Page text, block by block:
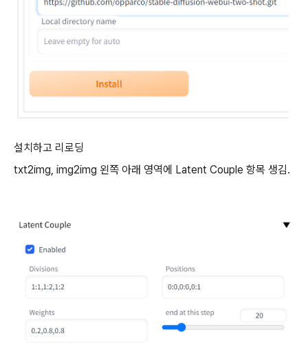
설치하고 리로딩
txt2img, img2img 왼쪽 아래 영역에 Latent Couple 항목 생김.